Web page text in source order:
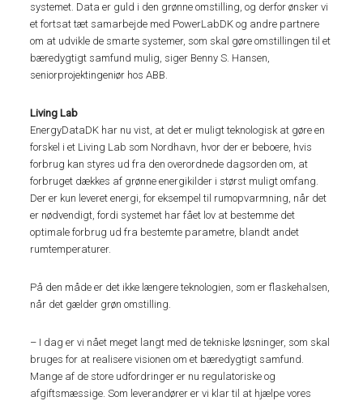
systemet. Data er guld i den grønne omstilling, og derfor ønsker vi
et fortsat tæt samarbejde med PowerLabDK og andre partnere
om at udvikle de smarte systemer, som skal gøre omstillingen til et
bæredygtigt samfund mulig, siger Benny S. Hansen,
seniorprojektingeniør hos ABB.
Living Lab
EnergyDataDK har nu vist, at det er muligt teknologisk at gøre en
forskel i et Living Lab som Nordhavn, hvor der er beboere, hvis
forbrug kan styres ud fra den overordnede dagsorden om, at
forbruget dækkes af grønne energikilder i størst muligt omfang.
Der er kun leveret energi, for eksempel til rumopvarmning, når det
er nødvendigt, fordi systemet har fået lov at bestemme det
optimale forbrug ud fra bestemte parametre, blandt andet
rumtemperaturer.
På den måde er det ikke længere teknologien, som er flaskehalsen,
når det gælder grøn omstilling.
– I dag er vi nået meget langt med de tekniske løsninger, som skal
bruges for at realisere visionen om et bæredygtigt samfund.
Mange af de store udfordringer er nu regulatoriske og
afgiftsmæssige. Som leverandører er vi klar til at hjælpe vores